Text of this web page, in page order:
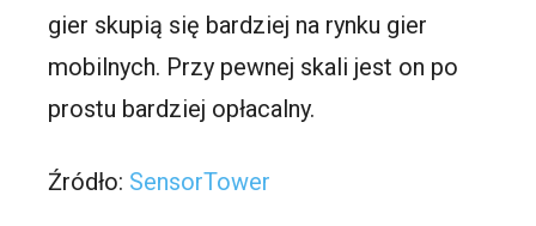
gier skupią się bardziej na rynku gier
mobilnych. Przy pewnej skali jest on po
prostu bardziej opłacalny.
Źródło: SensorTower